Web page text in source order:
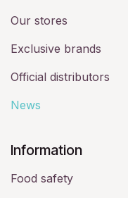
Our stores
Exclusive brands
Official distributors
News
​Information
Food safety